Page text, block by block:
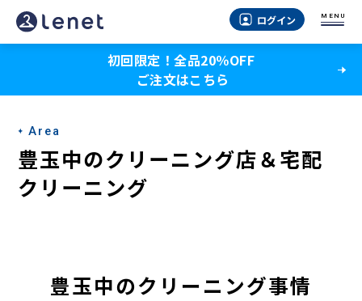
豊
玉
の
ク
リ
ー
ログイン MENU
初回限定！全品20％OFF
ご注文はこちら
Area
豊玉中のクリーニング店＆宅配
クリーニング
豊玉中のクリーニング事情